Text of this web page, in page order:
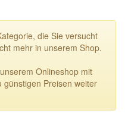
die Sie versucht
mehr in unserem Shop.
Onlineshop mit
günstigen Preisen weiter